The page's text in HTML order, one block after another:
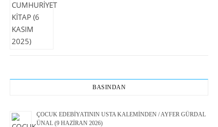
BASINDAN
ÇOCUK EDEBİYATININ USTA KALEMİNDEN / AYFER GÜRDAL
ÜNAL (9 HAZİRAN 2026)